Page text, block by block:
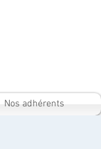
Nos adhérents